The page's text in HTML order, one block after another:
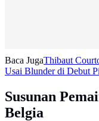
Baca JugaThibaut
Usai Blunder di Debut
Susunan
Belgia